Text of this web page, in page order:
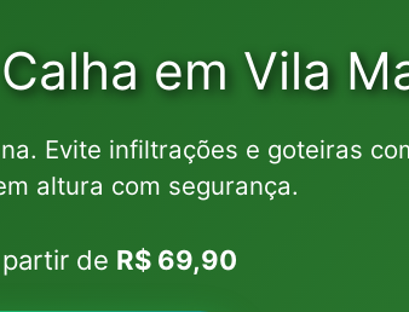
em Vila
Evite infiltrações e goteiras
altura com segurança.
partir de R$ 69,90